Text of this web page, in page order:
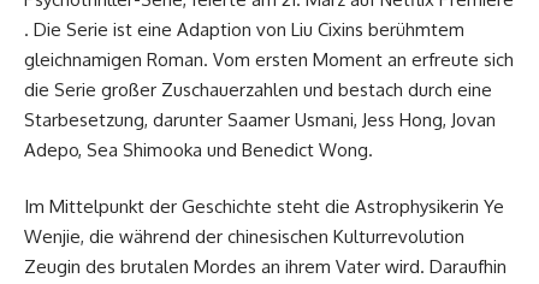
. Die Serie ist eine Adaption von Liu Cixins berühmtem
gleichnamigen Roman. Vom ersten Moment an erfreute sich
die Serie großer Zuschauerzahlen und bestach durch eine
Starbesetzung, darunter Saamer Usmani, Jess Hong, Jovan
Adepo, Sea Shimooka und Benedict Wong.
Im Mittelpunkt der Geschichte steht die Astrophysikerin Ye
Wenjie, die während der chinesischen Kulturrevolution
Zeugin des brutalen Mordes an ihrem Vater wird. Daraufhin